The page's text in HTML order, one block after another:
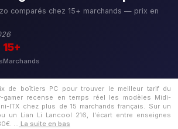
comparés chez 15+ marchands — prix en
15+
Marchands
de boîtiers PC pour trouver le meilleur tarif du
gamer recense en temps réel les modèles Midi-
ITX chez plus de 15 marchands français. Sur un
un Lian Li Lancool 216, l'écart entre enseignes
… La suite en bas